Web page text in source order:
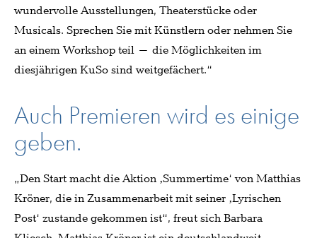
wundervolle Ausstellungen, Theaterstücke oder
Musicals. Sprechen Sie mit Künstlern oder nehmen Sie
an einem Workshop teil – die Möglichkeiten im
diesjährigen KuSo sind weitgefächert.“
Auch Premieren wird es einige
geben.
„Den Start macht die Aktion ‚Summertime‘ von Matthias
Kröner, die in Zusammenarbeit mit seiner ‚Lyrischen
Post‘ zustande gekommen ist“, freut sich Barbara